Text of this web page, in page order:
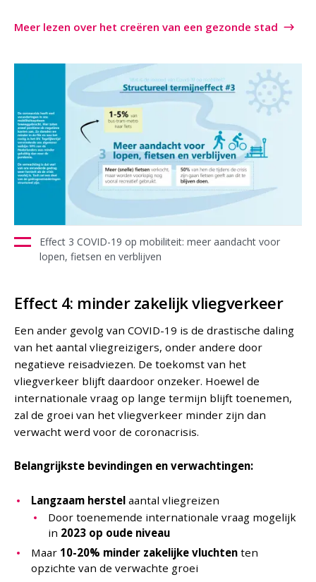
Meer lezen over het creëren van een gezonde stad
Effect 3 COVID-19 op mobiliteit: meer aandacht voor
lopen, fietsen en verblijven
Effect 4: minder zakelijk vliegverkeer
Een ander gevolg van COVID-19 is de drastische daling
van het aantal vliegreizigers, onder andere door
negatieve reisadviezen. De toekomst van het
vliegverkeer blijft daardoor onzeker. Hoewel de
internationale vraag op lange termijn blijft toenemen,
zal de groei van het vliegverkeer minder zijn dan
verwacht werd voor de coronacrisis.
Belangrijkste bevindingen en verwachtingen:
Langzaam herstelaantal vliegreizen
Door toenemende internationale vraag mogelijk
in 2023 op oude niveau
Maar 10-20% minder zakelijke vluchten ten
opzichte van de verwachte groei